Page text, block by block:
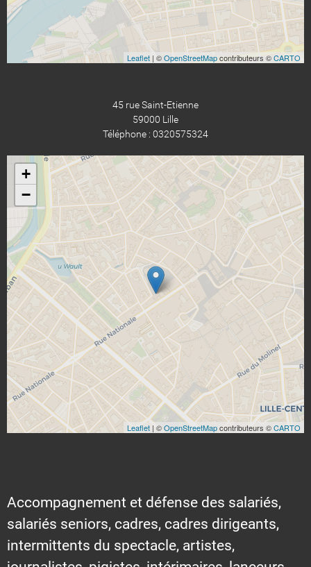
Leaflet | ©OpenStreetMapcontributeurs ©CARTO
45 rue Saint-Etienne
59000 Lille
Téléphone : 0320575324
+
−
Leaflet | ©OpenStreetMapcontributeurs ©CARTO
Accompagnement et défense des salariés,
salariés seniors, cadres, cadres dirigeants,
intermittents du spectacle, artistes,